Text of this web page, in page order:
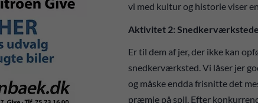
vi med kultur og historie viser
Aktivitet 2:
Er til dem af jer, der ikke kan
snedkerværksted. Vi låser jer
og måske endda frisnitte det
præmie på spil. Efter